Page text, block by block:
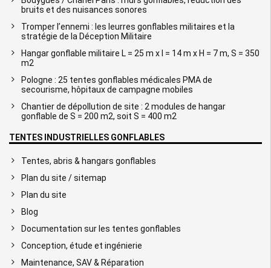
bruits et des nuisances sonores
Tromper l’ennemi : les leurres gonflables militaires et la
stratégie de la Déception Militaire
Hangar gonflable militaire L = 25 m x l = 14 m x H = 7 m, S = 350
m2
Pologne : 25 tentes gonflables médicales PMA de
secourisme, hôpitaux de campagne mobiles
Chantier de dépollution de site : 2 modules de hangar
gonflable de S = 200 m2, soit S = 400 m2
TENTES INDUSTRIELLES GONFLABLES
Tentes, abris & hangars gonflables
Plan du site / sitemap
Plan du site
Blog
Documentation sur les tentes gonflables
Conception, étude et ingénierie
Maintenance, SAV & Réparation